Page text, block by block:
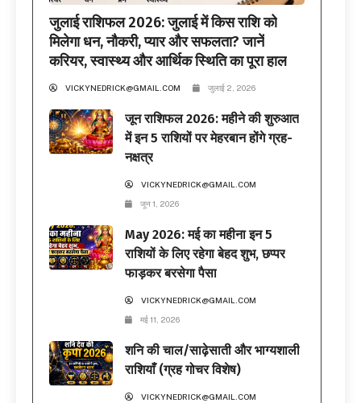
जुलाई राशिफल 2026: जुलाई में किस राशि को
मिलेगा धन, नौकरी, प्यार और सफलता? जानें
करियर, स्वास्थ्य और आर्थिक स्थिति का पूरा हाल
VICKYNEDRICK@GMAIL.COM जुलाई 2, 2026
जून राशिफल 2026: महीने की शुरुआत
में इन 5 राशियों पर मेहरबान होंगे ग्रह-
नक्षत्र
VICKYNEDRICK@GMAIL.COM
जून 1, 2026
May 2026: मई का महीना इन 5
राशियों के लिए रहेगा बेहद शुभ, छप्पर
फाड़कर बरसेगा पैसा
VICKYNEDRICK@GMAIL.COM
मई 11, 2026
शनि की चाल/साढ़ेसाती और भाग्यशाली
राशियाँ (ग्रह गोचर विशेष)
VICKYNEDRICK@GMAIL.COM